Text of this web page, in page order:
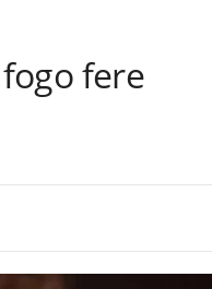
fere